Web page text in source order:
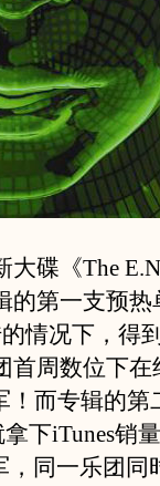
碟《The
的第一支预热
情况下，得
首周数位下在
！而专辑的第
下iTunes销
，同一乐团同